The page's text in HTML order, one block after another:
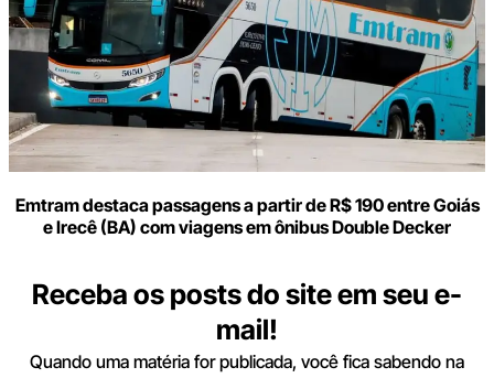
Emtram destaca passagens a partir de R$ 190 entre Goiás
e Irecê (BA) com viagens em ônibus Double Decker
Receba os posts do site em seu e-
mail!
Quando uma matéria for publicada, você fica sabendo na